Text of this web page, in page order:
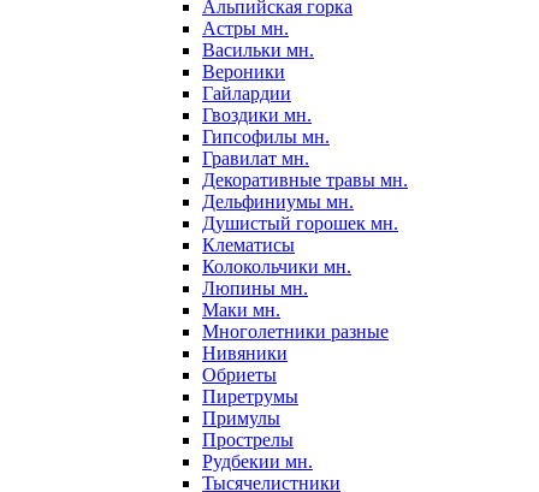
Альпийская горка
Астры мн.
Васильки мн.
Вероники
Гайлардии
Гвоздики мн.
Гипсофилы мн.
Гравилат мн.
Декоративные травы мн.
Дельфиниумы мн.
Душистый горошек мн.
Клематисы
Колокольчики мн.
Люпины мн.
Маки мн.
Многолетники разные
Нивяники
Обриеты
Пиретрумы
Примулы
Прострелы
Рудбекии мн.
Тысячелистники